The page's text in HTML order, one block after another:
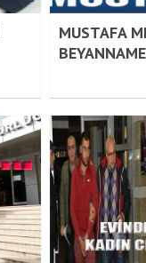
MUSTAFA